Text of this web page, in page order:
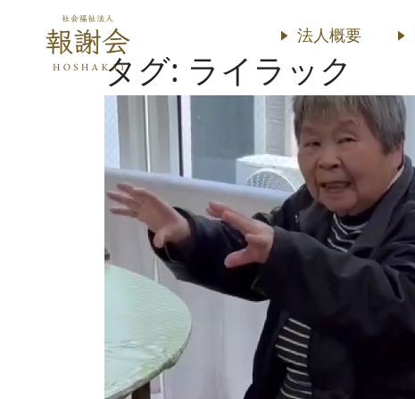
法人概要
タグ: ライラック